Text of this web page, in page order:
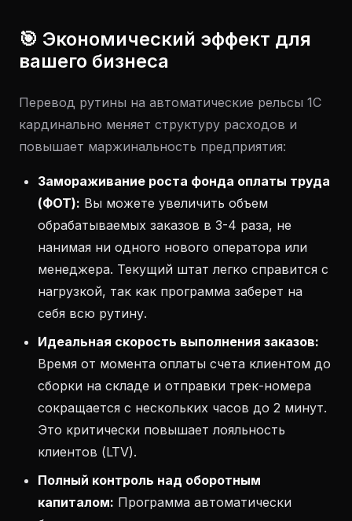
🎯 Экономический эффект для
вашего бизнеса
Перевод рутины на автоматические рельсы 1С
кардинально меняет структуру расходов и
повышает маржинальность предприятия:
Замораживание роста фонда оплаты труда
(ФОТ): Вы можете увеличить объем
обрабатываемых заказов в 3-4 раза, не
нанимая ни одного нового оператора или
менеджера. Текущий штат легко справится с
нагрузкой, так как программа заберет на
себя всю рутину.
Идеальная скорость выполнения заказов:
Время от момента оплаты счета клиентом до
сборки на складе и отправки трек-номера
сокращается с нескольких часов до 2 минут.
Это критически повышает лояльность
клиентов (LTV).
Полный контроль над оборотным
капиталом: Программа автоматически